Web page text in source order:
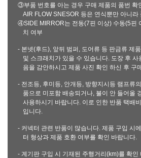
③부품 번호를 아는 경우 구매 제품의 품번 확
AIR FLOW SNESOR 등은 연식뿐만 아니라
④SIDE MIRROR는 전동(7핀 이상) 수동(5핀
치 여부
- 본넷(후드), 앞뒤 범퍼, 도어류 등 판금류 제
및 스크래치가 있을 수 있습니다. 도장 후
음을 감안하시고 제품 사진 확인 하신 후 구
- 전조등, 후미등, 안개등, 방향지시등 램프류
품으로 미포함 배송되거나, 불이 안 들어올
사용하시기 바랍니다. 이로 인한 반품 택배
입니다.
- 커넥터 관련 반품이 많습니다. 제품 구입 시
터 형상과 제품 호환 여부를 확인 바랍니다.
- 계기판 구입 시 기재된 주행거리(km)를 확인